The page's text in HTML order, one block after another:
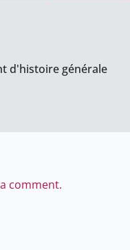
d'histoire générale
comment.